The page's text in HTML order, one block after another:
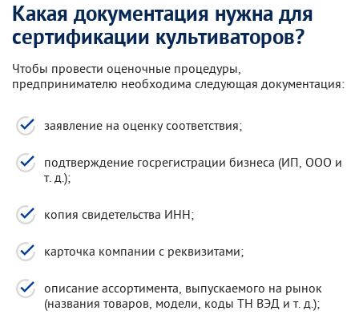
Какая документация нужна для
сертификации культиваторов?
Чтобы провести оценочные процедуры,
предпринимателю необходима следующая документация:
заявление на оценку соответствия;
подтверждение госрегистрации бизнеса (ИП, ООО и
т. д.);
копия свидетельства ИНН;
карточка компании с реквизитами;
описание ассортимента, выпускаемого на рынок
(названия товаров, модели, коды ТН ВЭД и т. д.);